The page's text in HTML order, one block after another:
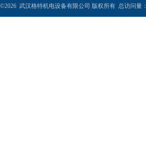
©2026 武汉格特机电设备有限公司 版权所有 总访问量：